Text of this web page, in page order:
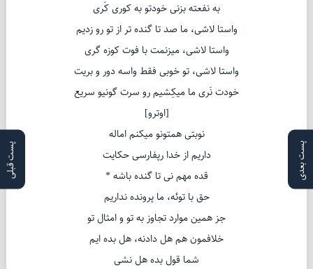
پست بعدی پست قبلی
به نفعته بزنی خودتو به کوری کَری
واستا لاشی، ما صد تا گنده تر از تو رو زدیم
واستا لاشی، میزنمت با فوت کوزه گری
واستا لاشی، تو خوبی فقط واسه دور و بریت
خودت نَری ما میکِشیم رو سرت گونیو سریع
[اوترو]
نوبتی همتونو میکنم اماله
داریم از خدا رپفارسی حکایت
قده مهم نی تا گنده باشه *
حق با توئه، ما پرونده نداریم
جز همین موارد تجاوز به تو و امثال تو
خلافمون هم هل دادنه، هل بده ایم
شما قول بده هل نشی